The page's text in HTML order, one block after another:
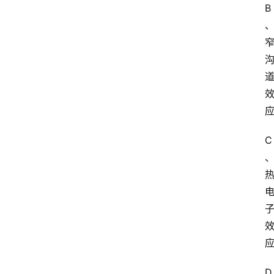
B
、
窄
沟
道
效
应
C
、
热
电
子
效
应